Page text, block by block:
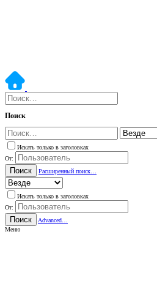
Поиск
Искать только в заголовках
От:
Поиск Расширенный поиск…
Искать только в заголовках
От:
Поиск
Advanced…
Меню